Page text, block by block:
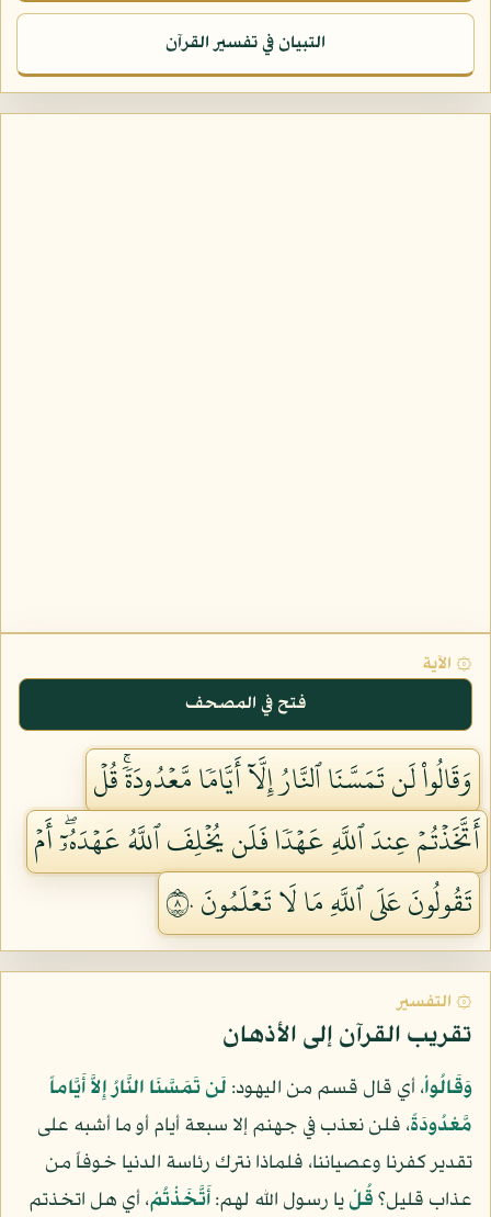
التبيان في تفسير القرآن
۞ الآية
فتح في المصحف
وَقَالُواْ لَن تَمَسَّنَا ٱلنَّارُ إِلَّآ أَيَّامٗا مَّعۡدُودَةٗۚ قُلۡ
أَتَّخَذۡتُمۡ عِندَ ٱللَّهِ عَهۡدٗا فَلَن يُخۡلِفَ ٱللَّهُ عَهۡدَهُۥٓۖ أَمۡ
تَقُولُونَ عَلَى ٱللَّهِ مَا لَا تَعۡلَمُونَ ٨٠
۞ التفسير
تقريب القرآن إلى الأذهان
وَقَالُواْ، أي قال قسم من اليهود: لَن تَمَسَّنَا النَّارُ إِلاَّ أَيَّاماً
مَّعْدُودَةً، فلن نعذب في جهنم إلا سبعة أيام أو ما أشبه على
تقدير كفرنا وعصياننا، فلماذا نترك رئاسة الدنيا خوفاً من
عذاب قليل؟قُلْيا رسول الله لهم:أَتَّخَذْتُمْ، أي هل اتخذتم